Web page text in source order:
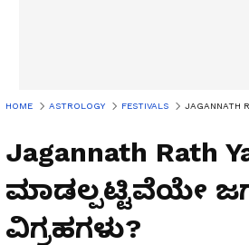
HOME ASTROLOGY FESTIVALS JAGANNATH
Jagannath Rath
ಮಾಡಲ್ಪಟ್ಟಿವೆಯೇ
ವಿಗ್ರಹಗಳು?